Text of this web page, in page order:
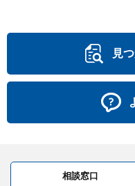
見
相談窓口